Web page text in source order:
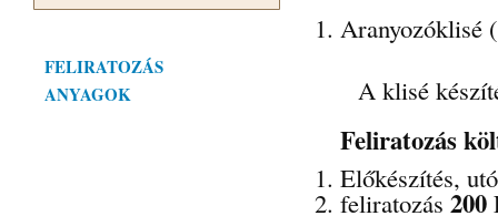
FELIRATOZÁS
ANYAGOK
Aranyozóklisé
A klisé készítés
Feliratozás
Előkészítés,
feliratozás200